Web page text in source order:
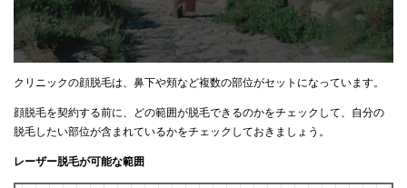
クリニックの顔脱毛は、鼻下や頬など複数の部位がセットになっています。
顔脱毛を契約する前に、どの範囲が脱毛できるのかをチェックして、自分の
脱毛したい部位が含まれているかをチェックしておきましょう。
レーザー脱毛が可能な範囲